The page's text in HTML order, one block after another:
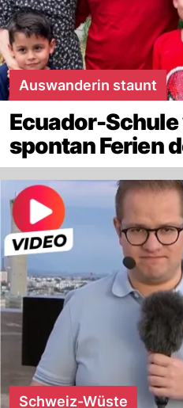
Auswanderin staunt
Ecuador-
spontan Ferien
Schweiz-Wüste